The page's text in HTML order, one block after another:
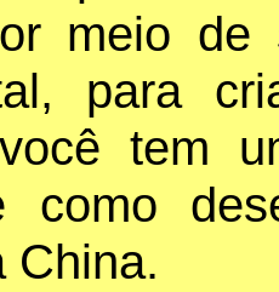
meio de
para
tem
como
China.